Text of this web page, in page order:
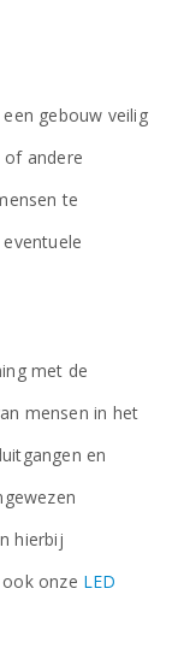
gebouw veilig
andere
te
met de
mensen in het
en
hierbij
onze LED